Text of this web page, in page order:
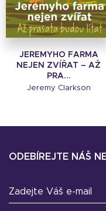
JEREMYHO FARMA
NEJEN ZVÍŘAT – AŽ
PRA...
Jeremy Clarkson
ODEBÍREJTE NÁŠ
Zadejte Váš e-mail